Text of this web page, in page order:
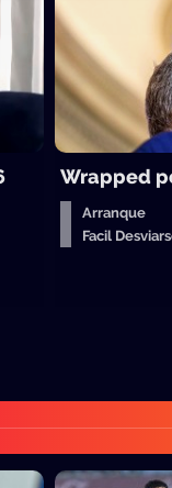
Wrapped
Arranque
Facil